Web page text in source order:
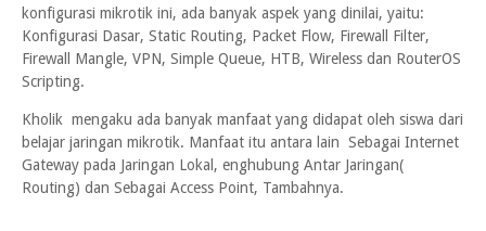
konfigurasi mikrotik ini, ada banyak aspek yang dinilai, yaitu:
Konfigurasi Dasar, Static Routing, Packet Flow, Firewall Filter,
Firewall Mangle, VPN, Simple Queue, HTB, Wireless dan RouterOS
Scripting.
Kholik mengaku ada banyak manfaat yang didapat oleh siswa dari
belajar jaringan mikrotik. Manfaat itu antara lain Sebagai Internet
Gateway pada Jaringan Lokal, enghubung Antar Jaringan(
Routing) dan Sebagai Access Point, Tambahnya.